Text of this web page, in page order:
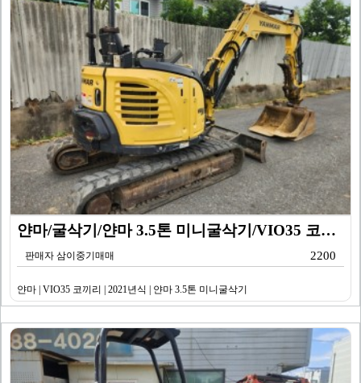
얀마/굴삭기/얀마 3.5톤 미니굴삭기/VIO35 코끼리…
판매자 삼이중기매매 2200
얀마 | VIO35 코끼리 | 2021년식 | 얀마 3.5톤 미니굴삭기